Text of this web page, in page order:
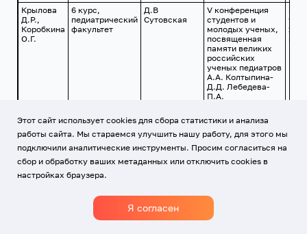
Крылова
Д.Р.,
Коробкина
О.Г.
6 курс,
педиатрический
факультет
Д.В
Сутовская
V конференция
студентов и
молодых ученых,
посвященная
памяти великих
российских
ученых педиатров
А.А. Колтыпина-
Д.Д. Лебедева-
П.А.
«Педиатрические
чтения»
9-
Иваненко
А.С.,
Кубина
В.А.,
6 курс,
педиатрический
Д.В
Сутовская
Первая
межвузовская
педиатрии»,
летию
Этот сайт использует cookies для сбора статистики и анализа
работы сайта. Мы стараемся улучшить нашу работу, для этого мы
подключили аналитические инструменты. Просим согласиться на
сбор и обработку ваших метаданных или отключить cookies в
настройках браузера.
Я согласен